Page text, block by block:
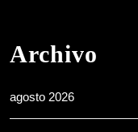
Archivo
agosto 2026